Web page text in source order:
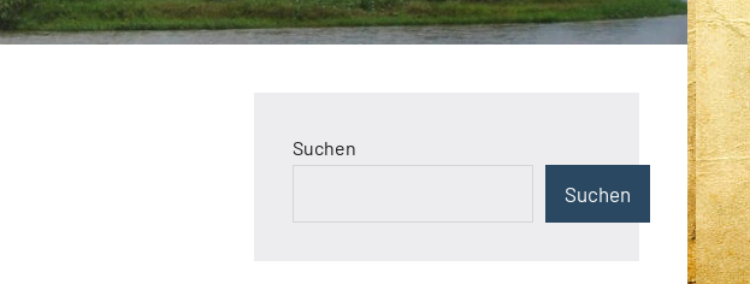
Suchen
Suchen